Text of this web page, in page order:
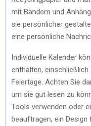
mit Bändern und
sie persönlicher
eine persönliche
Individuelle Kalender
enthalten,
Feiertage. Achten Sie
um sie gut lesen zu
Tools verwenden oder
beauftragen, ein Design